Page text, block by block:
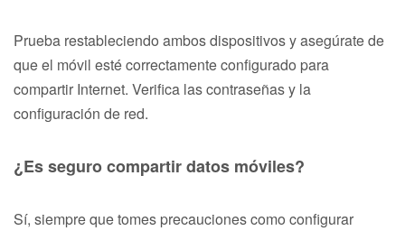
Prueba restableciendo ambos dispositivos y asegúrate de
que el móvil esté correctamente configurado para
compartir Internet. Verifica las contraseñas y la
configuración de red.
¿Es seguro compartir datos móviles?
Sí, siempre que tomes precauciones como configurar